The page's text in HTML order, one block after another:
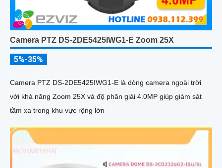
Camera PTZ DS-2DE5425IWG1-E Zoom 25X
5%-35%
Camera PTZ DS-2DE5425IWG1-E là dòng camera ngoài trời
với khả năng Zoom 25X và độ phân giải 4.0MP giúp giám sát
tầm xa trong khu vực rộng lớn